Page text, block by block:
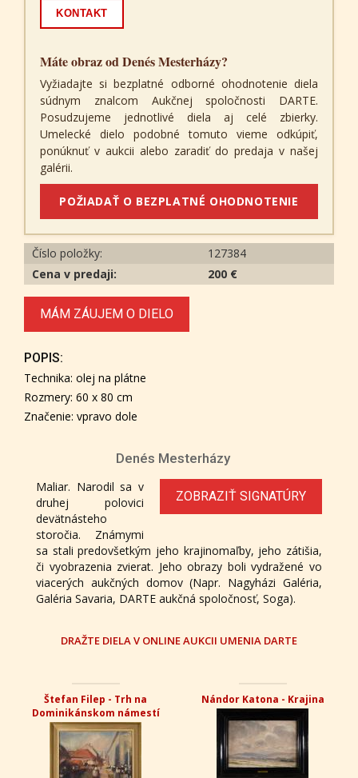
KONTAKT
Máte obraz od Denés Mesterházy?
Vyžiadajte si bezplatné odborné ohodnotenie diela
súdnym znalcom Aukčnej spoločnosti DARTE.
Posudzujeme jednotlivé diela aj celé zbierky.
Umelecké dielo podobné tomuto vieme odkúpiť,
ponúknuť v aukcii alebo zaradiť do predaja v našej
galérii.
POŽIADAŤ O BEZPLATNÉ OHODNOTENIE
Číslo položky:
127384
Cena v predaji:
200 €
MÁM ZÁUJEM O DIELO
POPIS:
Technika: olej na plátne
Rozmery: 60 x 80 cm
Značenie: vpravo dole
Denés Mesterházy
ZOBRAZIŤ SIGNATÚRY
Maliar. Narodil sa v
druhej polovici
devätnásteho
storočia. Známymi
sa stali predovšetkým jeho krajinomaľby, jeho zátišia,
či vyobrazenia zvierat. Jeho obrazy boli vydražené vo
viacerých aukčných domov (Napr. Nagyházi Galéria,
Galéria Savaria, DARTE aukčná spoločnosť, Soga).
DRAŽTE DIELA V ONLINE AUKCII UMENIA DARTE
Štefan Filep - Trh na
Dominikánskom námestí
Nándor Katona - Krajina